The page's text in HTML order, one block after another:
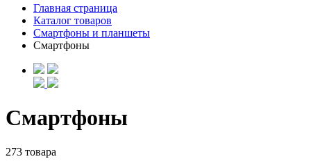
Главная страница
Каталог товаров
Смартфоны и планшеты
Смартфоны
Смартфоны
273 товара